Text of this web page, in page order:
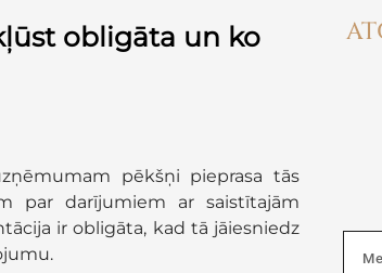
obligāta un ko
pēkšņi pieprasa tās
par darījumiem ar saistītajām
ir obligāta, kad tā jāiesniedz